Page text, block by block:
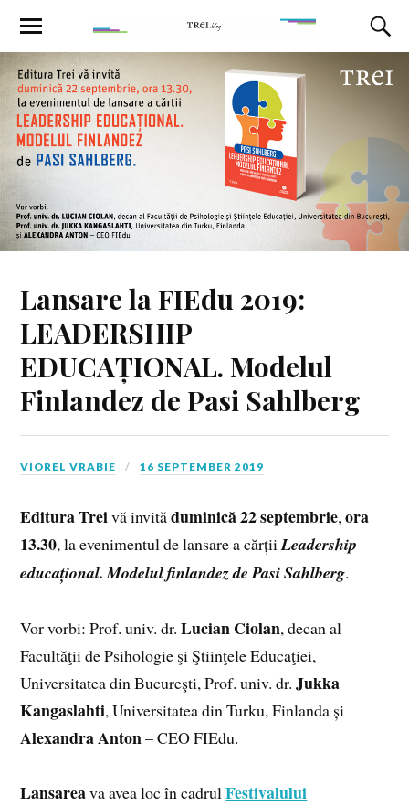
Lansare la FIEdu 2019:
LEADERSHIP
EDUCAȚIONAL. Modelul
Finlandez de Pasi Sahlberg
VIOREL VRABIE 16 SEPTEMBER 2019
Editura Treivă invităduminică 22 septembrie,ora
13.30, la evenimentul de lansare a cărțiiLeadership
educațional. Modelul finlandez de Pasi Sahlberg.
Vor vorbi: Prof. univ. dr. Lucian Ciolan, decan al
Facultăţii de Psihologie şi Ştiinţele Educaţiei,
Universitatea din Bucureşti, Prof. univ. dr. Jukka
Kangaslahti, Universitatea din Turku, Finlanda și
Alexandra Anton– CEO FIEdu.
Lansareava avea loc în cadrulFestivalului